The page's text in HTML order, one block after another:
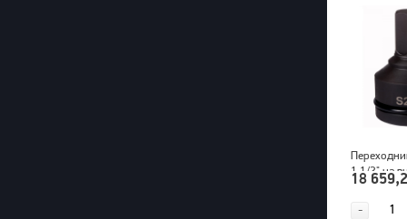
1 1/2" на
PNG
18
-